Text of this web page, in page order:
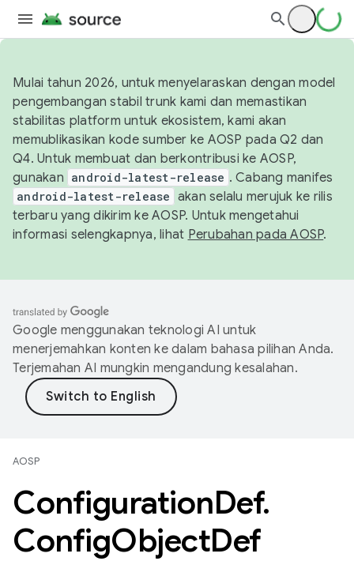
Mulai tahun 2026, untuk menyelaraskan dengan model
pengembangan stabil trunk kami dan memastikan
stabilitas platform untuk ekosistem, kami akan
memublikasikan kode sumber ke AOSP pada Q2 dan
Q4. Untuk membuat dan berkontribusi ke AOSP,
gunakan android-latest-release . Cabang manifes
android-latest-release akan selalu merujuk ke rilis
terbaru yang dikirim ke AOSP. Untuk mengetahui
informasi selengkapnya, lihat Perubahan pada AOSP.
Google menggunakan teknologi AI untuk
menerjemahkan konten ke dalam bahasa pilihan Anda.
Terjemahan AI mungkin mengandung kesalahan.
AOSP
ConfigurationDef.
ConfigObjectDef